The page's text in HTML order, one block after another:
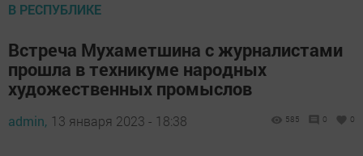
В РЕСПУБЛИКЕ
Встреча Мухаметшина с журналистами
прошла в техникуме народных
художественных промыслов
admin, 13 января 2023 - 18:38 585 0 0